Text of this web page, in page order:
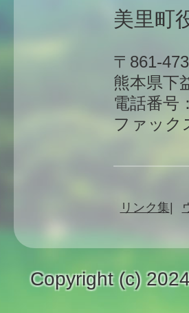
美里町
〒861-
熊本県下
電話番号
ファック
リンク集
Copyright (c)